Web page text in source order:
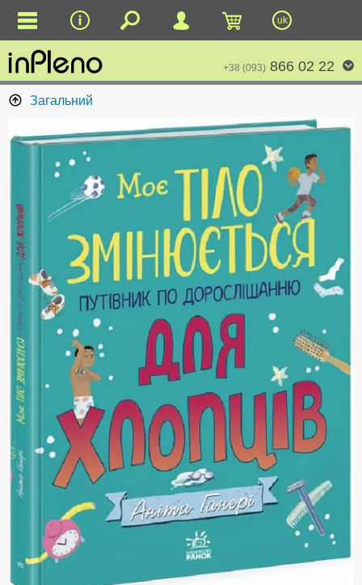
uk
+38 (093) 866 02 22
Загальний